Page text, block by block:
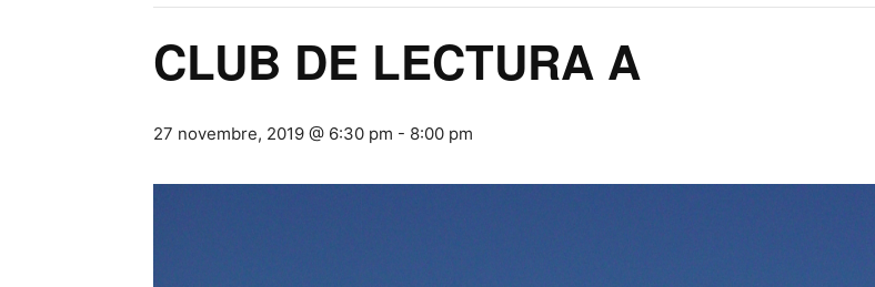
CLUB DE LECTURA A
27 novembre, 2019 @ 6:30 pm - 8:00 pm